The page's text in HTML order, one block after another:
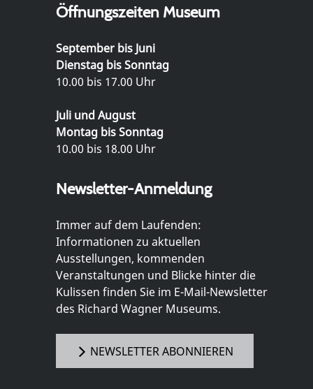
Öffnungszeiten Museum
September bis Juni
Dienstag bis Sonntag
10.00 bis 17.00 Uhr
Juli und August
Montag bis Sonntag
10.00 bis 18.00 Uhr
Newsletter-Anmeldung
Immer auf dem Laufenden:
Informationen zu aktuellen
Ausstellungen, kommenden
Veranstaltungen und Blicke hinter die
Kulissen finden Sie im E-Mail-Newsletter
des Richard Wagner Museums.
NEWSLETTER ABONNIEREN